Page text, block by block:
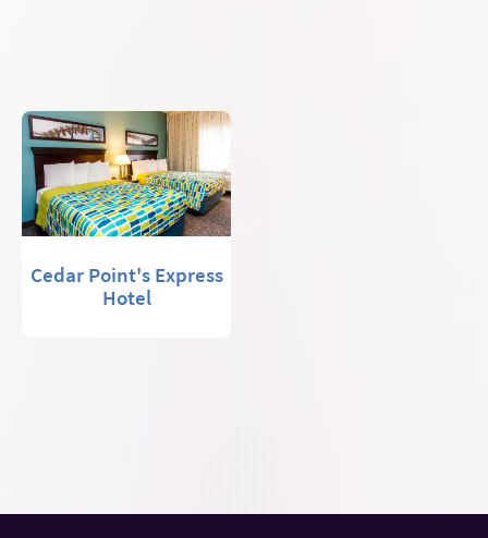
Cedar Point's Express
Hotel